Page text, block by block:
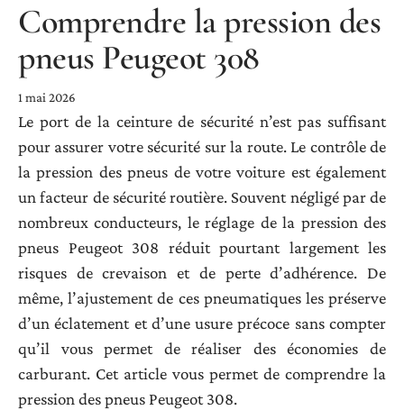
Comprendre la pression des
pneus Peugeot 308
1 mai 2026
Le port de la ceinture de sécurité n’est pas suffisant
pour assurer votre sécurité sur la route. Le contrôle de
la pression des pneus de votre voiture est également
un facteur de sécurité routière. Souvent négligé par de
nombreux conducteurs, le réglage de la pression des
pneus Peugeot 308 réduit pourtant largement les
risques de crevaison et de perte d’adhérence. De
même, l’ajustement de ces pneumatiques les préserve
d’un éclatement et d’une usure précoce sans compter
qu’il vous permet de réaliser des économies de
carburant. Cet article vous permet de comprendre la
pression des pneus Peugeot 308.